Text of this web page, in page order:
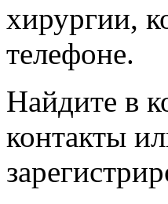
хирургии,
телефоне.
Найдите в
контакты